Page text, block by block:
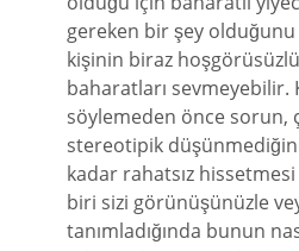
gereken bir şey olduğunu
kişinin biraz
baharatları sevmeyebilir.
söylemeden önce sorun,
stereotipik
kadar rahatsız
biri sizi görünüşünüzle
tanımladığında bunun